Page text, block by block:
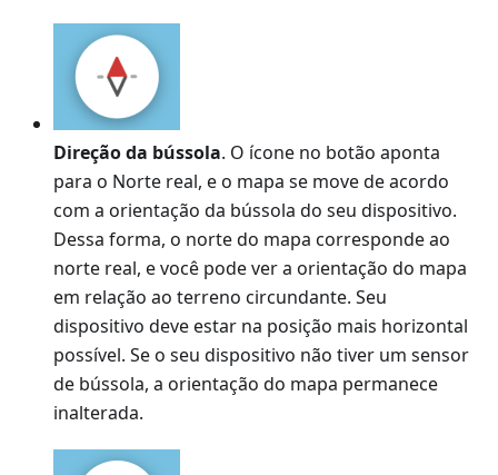
Direção da bússola. O ícone no botão aponta
para o Norte real, e o mapa se move de acordo
com a orientação da bússola do seu dispositivo.
Dessa forma, o norte do mapa corresponde ao
norte real, e você pode ver a orientação do mapa
em relação ao terreno circundante. Seu
dispositivo deve estar na posição mais horizontal
possível. Se o seu dispositivo não tiver um sensor
de bússola, a orientação do mapa permanece
inalterada.